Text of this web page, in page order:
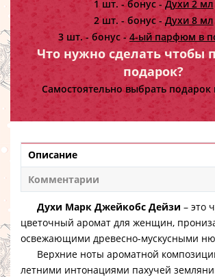
1 шт. - бонус - Духи 2 мл
2 шт. - бонус -Духи 8 мл
3 шт. - бонус - 4-ый парфюм в
Что нужно сделать чтобы
подарок?
Самостоятельно выбрать подарок
Описание
Комментарии
Духи Марк Джейкобс Дейзи – это
цветочный аромат для женщин,
освежающими древесно-мускусными
Верхние ноты ароматной
летними интонациями пахучей